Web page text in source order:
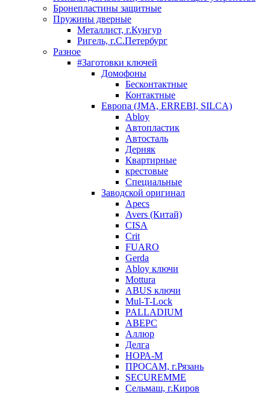
Бронепластины защитные
Пружины дверные
Металлист, г.Кунгур
Ригель, г.С.Петербург
Разное
#Заготовки ключей
Домофоны
Бесконтактные
Контактные
Европа (JMA, ERREBI, SILCA)
Abloy
Автопластик
Автосталь
Дерняк
Квартирные
крестовые
Специальные
Заводской оригинал
Apecs
Avers (Китай)
CISA
Crit
FUARO
Gerda
Abloy ключи
Mottura
ABUS ключи
Mul-T-Lock
PALLADIUM
АВЕРС
Аллюр
Делга
НОРА-М
ПРОСАМ, г.Рязань
SECUREMME
Сельмаш, г.Киров